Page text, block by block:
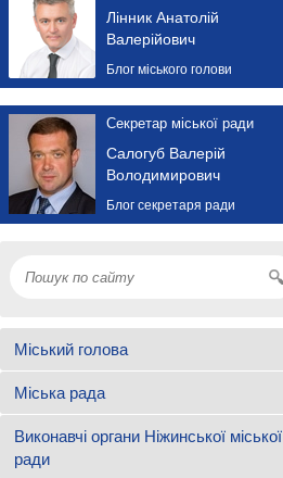
Лінник Анатолій
Валерійович
Блог міського голови
Секретар міської ради
Салогуб Валерій
Володимирович
Блог секретаря ради
Міський голова
Міська рада
Виконавчі органи Ніжинської міської
ради